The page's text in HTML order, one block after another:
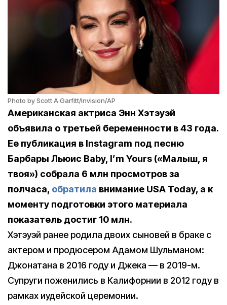
Photo by Scott A Garfitt/Invision/AP
Американская актриса Энн Хэтэуэй
объявила о третьей беременности в 43 года.
Ее публикация в Instagram под песню
Барбары Льюис Baby, I’m Yours («Малыш, я
твоя») собрала 6 млн просмотров за
полчаса, обратила внимание USA Today, а к
моменту подготовки этого материала
показатель достиг 10 млн.
Хэтэуэй ранее родила двоих сыновей в браке с
актером и продюсером Адамом Шульманом:
Джонатана в 2016 году и Джека — в 2019-м.
Супруги поженились в Калифорнии в 2012 году в
рамках иудейской церемонии.